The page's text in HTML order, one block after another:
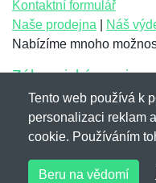
Kontaktní formulář
Naše prodejna
Náš
Nabízíme mnoho
Zákaznický servis
Novinky emailem
Copyright © 2007-2026
Tento web používá k
personalizaci reklam
cookie. Používáním
Beru na vědomí